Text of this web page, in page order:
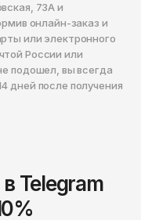
Telegram
73А и
онлайн-заказ и
или электронного
России или
подошел, вы всегда
дней после получения